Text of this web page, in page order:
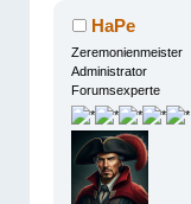
HaPe
Zeremonienmeister
Administrator
Forumsexperte